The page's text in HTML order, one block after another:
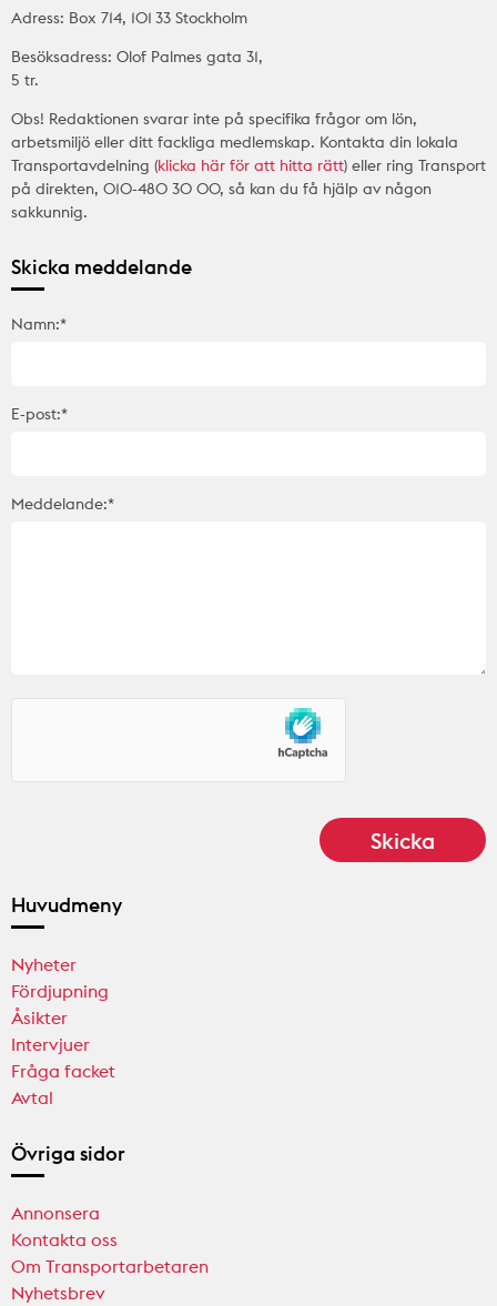
Adress: Box 714, 101 33 Stockholm
Besöksadress: Olof Palmes gata 31,
5 tr.
Obs! Redaktionen svarar inte på specifika frågor om lön,
arbetsmiljö eller ditt fackliga medlemskap. Kontakta din lokala
Transportavdelning (klicka här för att hitta rätt) eller ring Transport
på direkten, 010-480 30 00, så kan du få hjälp av någon
sakkunnig.
Skicka meddelande
Namn:*
E-post:*
Meddelande:*
Huvudmeny
Nyheter
Fördjupning
Åsikter
Intervjuer
Fråga facket
Avtal
Övriga sidor
Annonsera
Kontakta oss
Om Transportarbetaren
Nyhetsbrev